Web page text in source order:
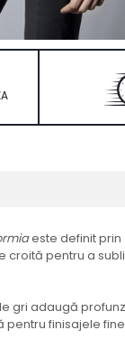
este definit prin
croită pentru a
gri adaugă
finisajele